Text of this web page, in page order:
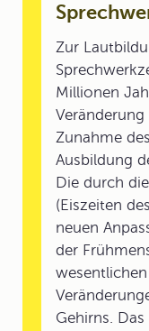
Zur
Millionen
Zunahme
Ausbildung
Die durch
(Eiszeiten
neuen
der
Gehirns.